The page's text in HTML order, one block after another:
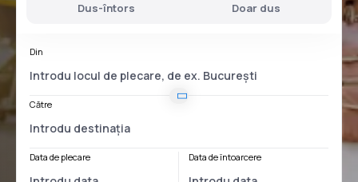
Dus-întors Doar dus
Din
Către
Data de plecare Data de întoarcere